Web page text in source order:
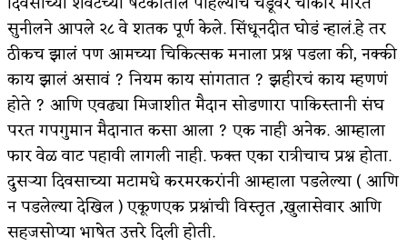
सुनीलने आपले २८ वे शतक पूर्ण केले. सिंधूनदीत घोडं न्हालं.हे तर
ठीकच झालं पण आमच्या चिकित्सक मनाला प्रश्न पडला की, नक्की
काय झालं असावं ? नियम काय सांगतात ? झहीरचं काय म्हणणं
होते ? आणि एवढ्या मिजाशीत मैदान सोडणारा पाकिस्तानी संघ
परत गपगुमान मैदानात कसा आला ? एक नाही अनेक. आम्हाला
फार वेळ वाट पहावी लागली नाही. फक्त एका रात्रीचाच प्रश्न होता.
दुसऱ्या दिवसाच्या मटामधे करमरकरांनी आम्हाला पडलेल्या ( आणि
न पडलेल्या देखिल ) एकूणएक प्रश्नांची विस्तृत ,खुलासेवार आणि
सहजसोप्या भाषेत उत्तरे दिली होती.